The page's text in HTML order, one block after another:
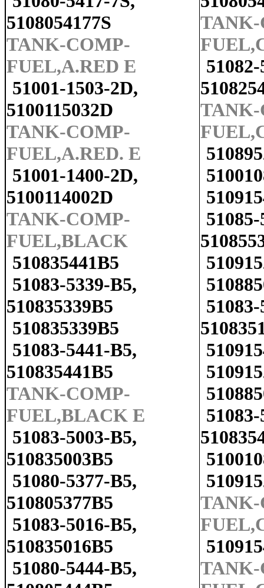
5108054177S
TANK-COMP-
FUEL,A.RED E
51001-1503-2D,
5100115032D
TANK-COMP-
FUEL,A.RED. E
51001-1400-2D,
5100114002D
TANK-COMP-
FUEL,BLACK
510835441B5
51083-5339-B5,
510835339B5
510835339B5
51083-5441-B5,
510835441B5
TANK-COMP-
FUEL,BLACK E
51083-5003-B5,
510835003B5
51080-5377-B5,
510805377B5
51083-5016-B5,
510835016B5
51080-5444-B5,